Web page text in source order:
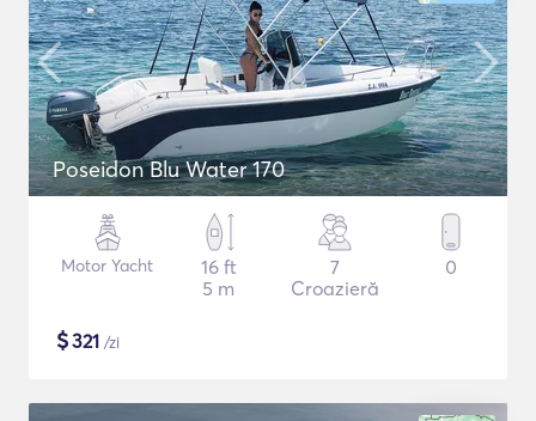
Poseidon Blu Water 170
Motor Yacht
16 ft
5 m
7
Croazieră
0
$321 /zi